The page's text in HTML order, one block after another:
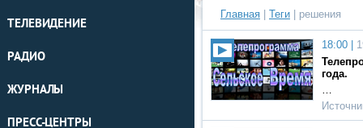
ТЕЛЕВИДЕНИЕ
РАДИО
ЖУРНАЛЫ
ПРЕСС-ЦЕНТРЫ
Главная Теги | решения
18:00 |
года.
…